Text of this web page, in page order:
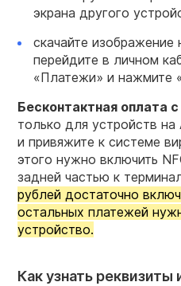
экрана другого
скачайте изображение
перейдите в личном
«Платежи» и нажмите
Бесконтактная оплата
только для устройств
и привяжите к системе
этого нужно включить
задней частью к
рублей достаточно
остальных платежей
устройство.
Как узнать реквизиты